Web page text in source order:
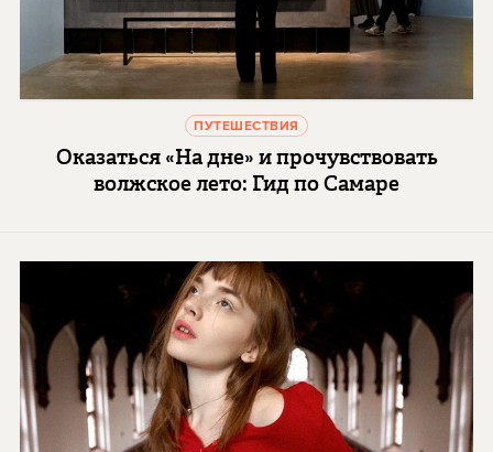
ПУТЕШЕСТВИЯ
Оказаться «На дне» и прочувствовать
волжское лето: Гид по Самаре